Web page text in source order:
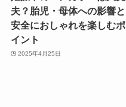
夫？胎児・母体への影響と
安全におしゃれを楽しむポ
イント
2025年4月25日